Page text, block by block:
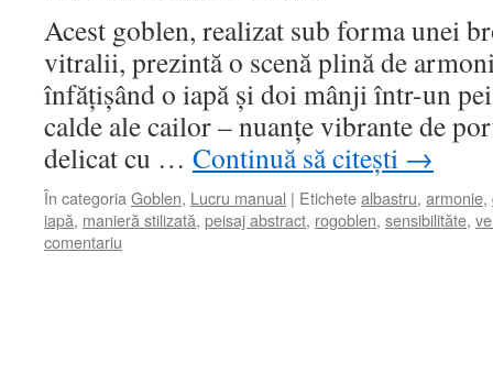
Acest goblen, realizat sub forma unei
vitralii, prezintă o scenă plină de
înfățișând o iapă și doi mânji într-un
calde ale cailor – nuanțe vibrante de
delicat cu … Continuă să citești →
În categoria Goblen, Lucru manual | Etichetealbastru, armonie,
iapă, manieră stilizată, peisaj abstract, rogoblen, sensibilităte,
comentariu